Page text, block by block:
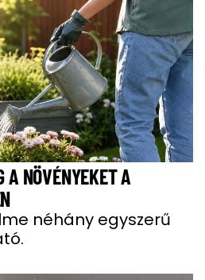
A NÖVÉNYEKET A
néhány egyszerű